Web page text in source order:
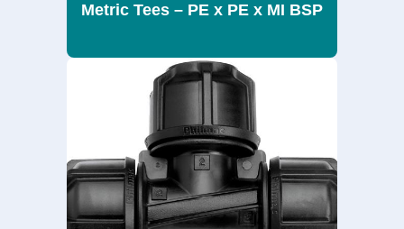
Metric Tees – PE x PE x MI BSP